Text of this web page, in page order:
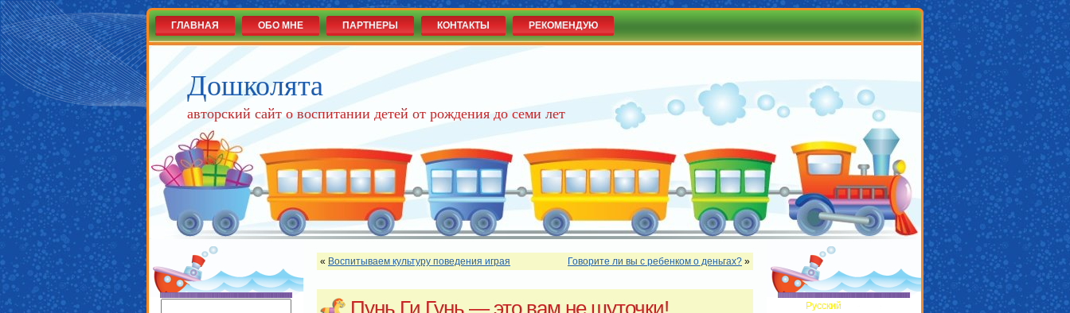
Дошколята
авторский сайт о воспитании детей от рождения до семи лет
ГЛАВНАЯ ОБО МНЕ ПАРТНЕРЫ КОНТАКТЫ РЕКОМЕНДУЮ
« Воспитываем культуру поведения играя Говорите ли вы с ребенком о деньгах? »
Русский